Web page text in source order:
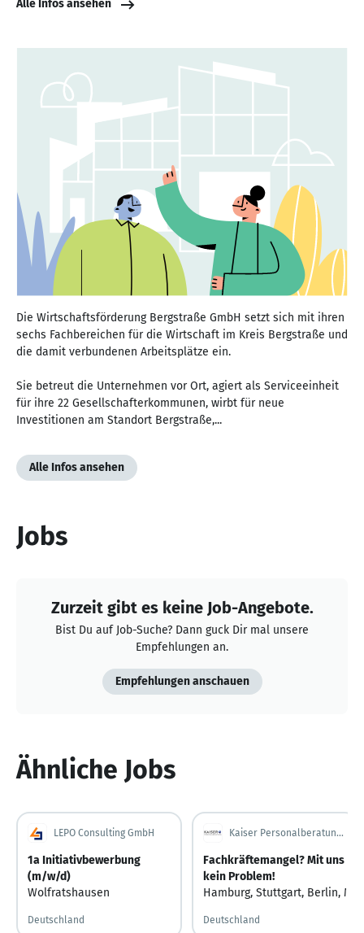
Alle Infos ansehen
Die Wirtschaftsförderung Bergstraße GmbH setzt sich mit ihren
sechs Fachbereichen für die Wirtschaft im Kreis Bergstraße und
die damit verbundenen Arbeitsplätze ein.
Sie betreut die Unternehmen vor Ort, agiert als Serviceeinheit
für ihre 22 Gesellschafterkommunen, wirbt für neue
Investitionen am Standort Bergstraße,...
Alle Infos ansehen
Jobs
Zurzeit gibt es keine Job-Angebote.
Bist Du auf Job-Suche? Dann guck Dir mal unsere
Empfehlungen an.
Empfehlungen anschauen
Ähnliche Jobs
LEPO Consulting GmbH
1a Initiativbewerbung
(m/w/d)
Wolfratshausen
Deutschland
Kaiser Personalberatung GmbH
Fachkräftemangel? Mit uns
kein Problem!
Hamburg, Stuttgart, Berlin,
Deutschland